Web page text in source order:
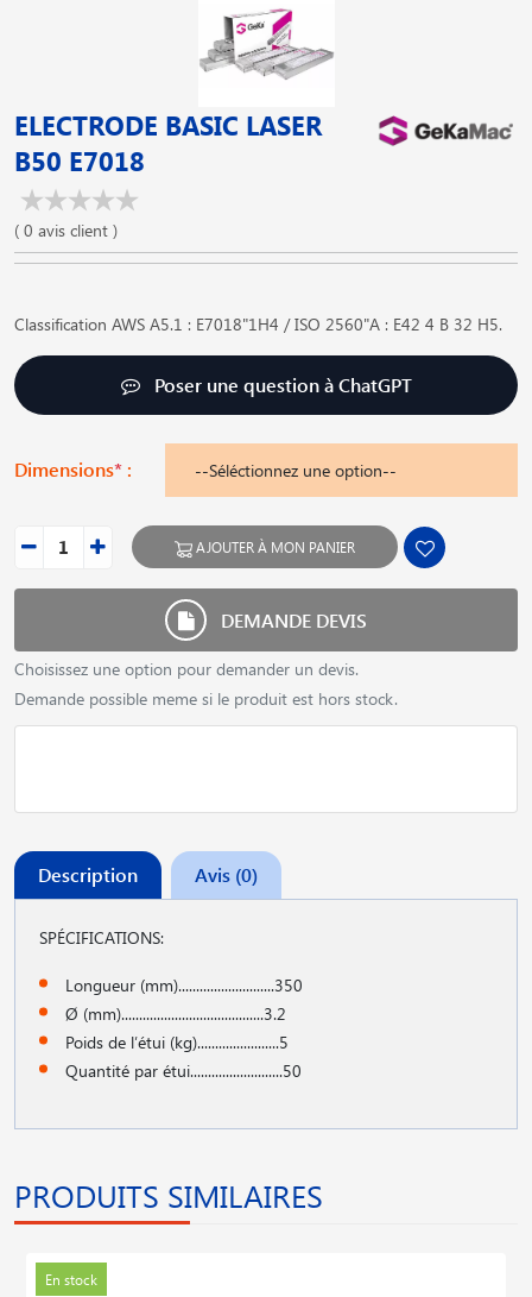
ELECTRODE BASIC LASER
B50 E7018
( 0 avis client )
Classification AWS A5.1 : E7018"1H4 / ISO 2560"A : E42 4 B 32 H5.
Poser une question à ChatGPT
Dimensions* :
AJOUTER À MON PANIER
DEMANDE DEVIS
Choisissez une option pour demander un devis.
Demande possible meme si le produit est hors stock.
Description Avis (0)
SPÉCIFICATIONS:
Longueur (mm)...........................350
Ø (mm)........................................3.2
Poids de l′étui (kg).......................5
Quantité par étui..........................50
PRODUITS SIMILAIRES
En stock